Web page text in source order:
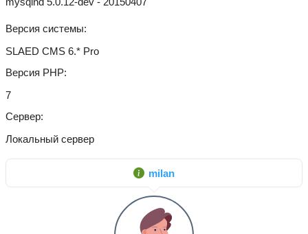
Версия системы
SLAED CMS 6.* Pro
Версия PHP
7
Сервер
Локальный сервер
milan